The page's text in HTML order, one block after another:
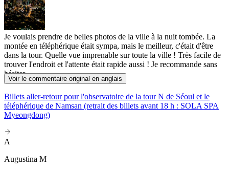
Je voulais prendre de belles photos de la ville à la nuit tombée. La
montée en téléphérique était sympa, mais le meilleur, c'était d'être
dans la tour. Quelle vue imprenable sur toute la ville ! Très facile de
trouver l'endroit et l'attente était rapide aussi ! Je recommande sans
hésiter.
Voir le commentaire original en anglais
Billets aller-retour pour l'observatoire de la tour N de Séoul et le
téléphérique de Namsan (retrait des billets avant 18 h : SOLA SPA
Myeongdong)
A
Augustina M